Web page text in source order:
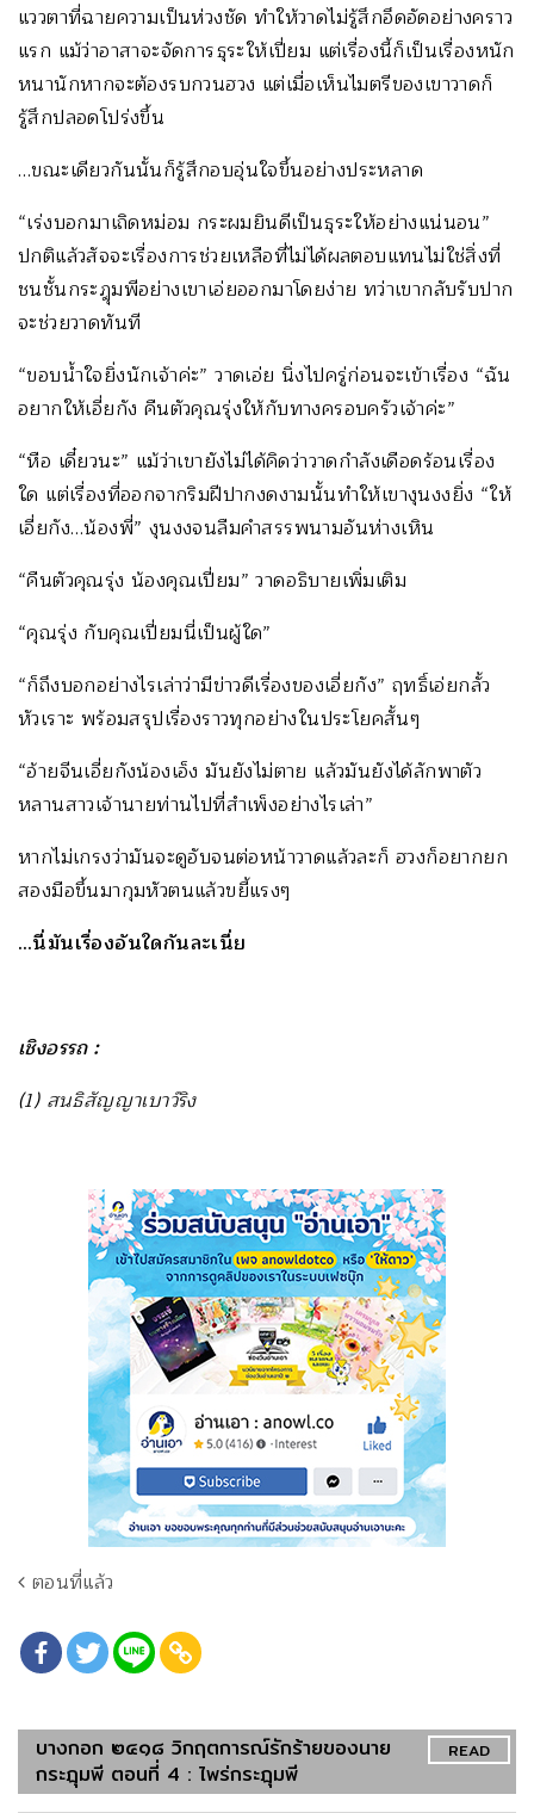
แววตาที่ฉายความเป็นห่วงชัด ทำให้วาดไม่รู้สึกอึดอัดอย่างคราว
แรก แม้ว่าอาสาจะจัดการธุระให้เปี่ยม แต่เรื่องนี้ก็เป็นเรื่องหนัก
หนานักหากจะต้องรบกวนฮวง แต่เมื่อเห็นไมตรีของเขาวาดก็
รู้สึกปลอดโปร่งขึ้น
…ขณะเดียวกันนั้นก็รู้สึกอบอุ่นใจขึ้นอย่างประหลาด
“เร่งบอกมาเถิดหม่อม กระผมยินดีเป็นธุระให้อย่างแน่นอน”
ปกติแล้วสัจจะเรื่องการช่วยเหลือที่ไม่ได้ผลตอบแทนไม่ใช่สิ่งที่
ชนชั้นกระฎุมพีอย่างเขาเอ่ยออกมาโดยง่าย ทว่าเขากลับรับปาก
จะช่วยวาดทันที
“ขอบน้ำใจยิ่งนักเจ้าค่ะ” วาดเอ่ย นิ่งไปครู่ก่อนจะเข้าเรื่อง “ฉัน
อยากให้เอี่ยกัง คืนตัวคุณรุ่งให้กับทางครอบครัวเจ้าค่ะ”
“หือ เดี๋ยวนะ” แม้ว่าเขายังไม่ได้คิดว่าวาดกำลังเดือดร้อนเรื่อง
ใด แต่เรื่องที่ออกจากริมฝีปากงดงามนั้นทำให้เขางุนงงยิ่ง “ให้
เอี่ยกัง…น้องพี่” งุนงงจนลืมคำสรรพนามอันห่างเหิน
“คืนตัวคุณรุ่ง น้องคุณเปี่ยม” วาดอธิบายเพิ่มเติม
“คุณรุ่ง กับคุณเปี่ยมนี่เป็นผู้ใด”
“ก็ถึงบอกอย่างไรเล่าว่ามีข่าวดีเรื่องของเอี่ยกัง” ฤทธิ์เอ่ยกลั้ว
หัวเราะ พร้อมสรุปเรื่องราวทุกอย่างในประโยคสั้นๆ
“อ้ายจีนเอี่ยกังน้องเอ็ง มันยังไม่ตาย แล้วมันยังได้ลักพาตัว
หลานสาวเจ้านายท่านไปที่สำเพ็งอย่างไรเล่า”
หากไม่เกรงว่ามันจะดูอับจนต่อหน้าวาดแล้วละก็ ฮวงก็อยากยก
สองมือขึ้นมากุมหัวตนแล้วขยี้แรงๆ
…นี่มันเรื่องอันใดกันละเนี่ย
เชิงอรรถ :
(1) สนธิสัญญาเบาว์ริง
ตอนที่แล้ว
READ
บางกอก ๒๔๑๘ วิกฤตการณ์รักร้ายของนาย
กระฎุมพี ตอนที่ 4 : ไพร่กระฎุมพี